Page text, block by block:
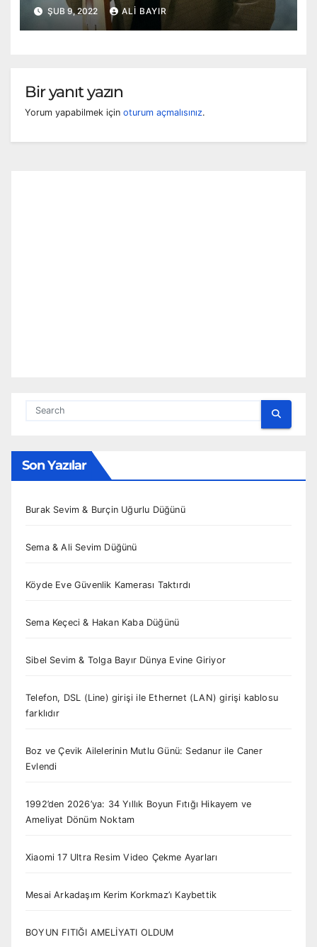
ŞUB 9, 2022 ALI BAYIR
Bir yanıt yazın
Yorum yapabilmek için oturum açmalısınız.
Son Yazılar
Burak Sevim & Burçin Uğurlu Düğünü
Sema & Ali Sevim Düğünü
Köyde Eve Güvenlik Kamerası Taktırdı
Sema Keçeci & Hakan Kaba Düğünü
Sibel Sevim & Tolga Bayır Dünya Evine Giriyor
Telefon, DSL (Line) girişi ile Ethernet (LAN) girişi kablosu
farklıdır
Boz ve Çevik Ailelerinin Mutlu Günü: Sedanur ile Caner
Evlendi
1992’den 2026’ya: 34 Yıllık Boyun Fıtığı Hikayem ve
Ameliyat Dönüm Noktam
Xiaomi 17 Ultra Resim Video Çekme Ayarları
Mesai Arkadaşım Kerim Korkmaz’ı Kaybettik
BOYUN FITIĞI AMELİYATI OLDUM